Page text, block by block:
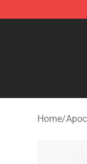
Home/